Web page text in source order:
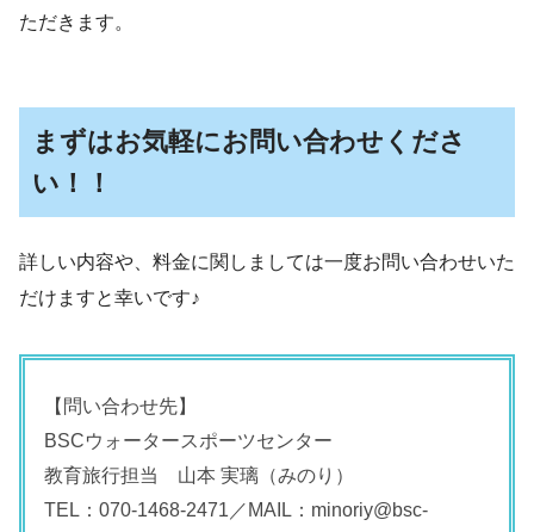
ただきます。
まずはお気軽にお問い合わせくださ
い！！
詳しい内容や、料金に関しましては一度お問い合わせいた
だけますと幸いです♪
【問い合わせ先】
BSCウォータースポーツセンター
教育旅行担当 山本 実璃（みのり）
TEL：070-1468-2471／MAIL：minoriy@bsc-